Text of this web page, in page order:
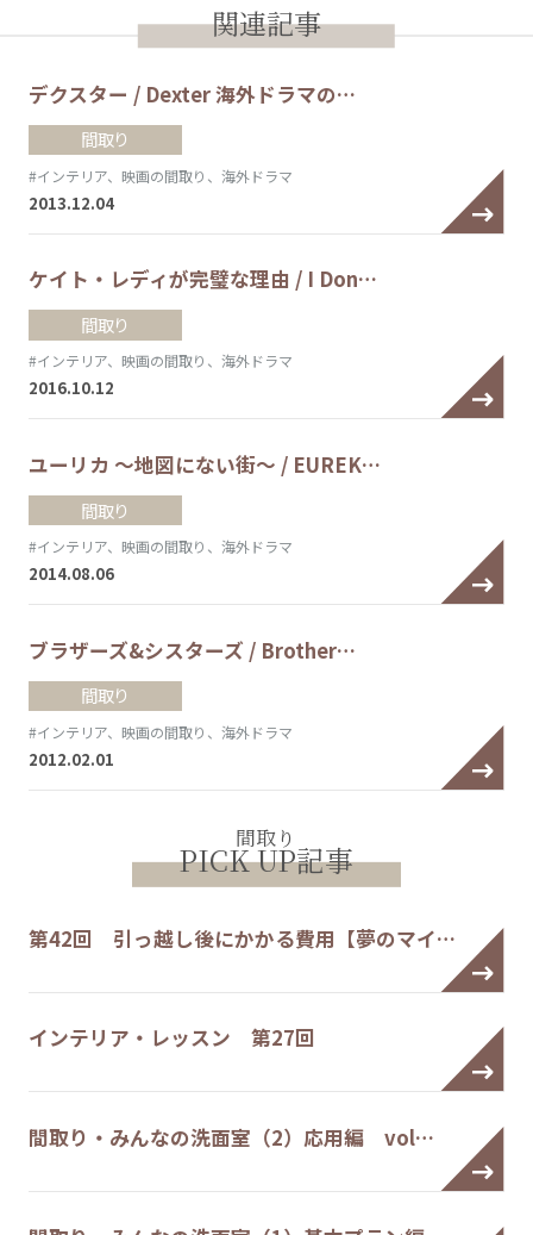
関連記事
デクスター / Dexter 海外ドラマの…
間取り
#インテリア、映画の間取り、海外ドラマ
2013.12.04
ケイト・レディが完璧な理由 / I Don…
間取り
#インテリア、映画の間取り、海外ドラマ
2016.10.12
ユーリカ ～地図にない街～ / EUREK…
間取り
#インテリア、映画の間取り、海外ドラマ
2014.08.06
ブラザーズ&シスターズ / Brother…
間取り
#インテリア、映画の間取り、海外ドラマ
2012.02.01
間取り
PICK UP記事
第42回 引っ越し後にかかる費用【夢のマイ…
インテリア・レッスン 第27回
間取り・みんなの洗面室（2）応用編 vol…